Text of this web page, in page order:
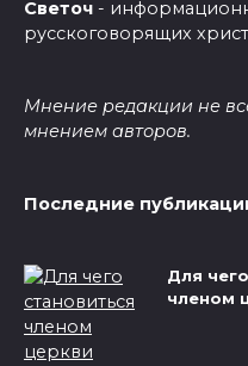
Светоч -
русскоговорящих
Мнение редакции не
мнением авторов.
Последние
Для
членом